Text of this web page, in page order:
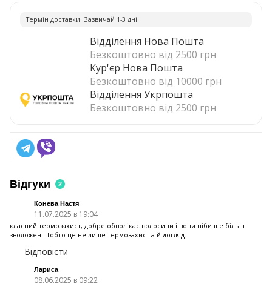
Термiн доставки: Зазвичай 1-3 днi
Відділення Нова Пошта
Безкоштовно від 2500 грн
Кур'єр Нова Пошта
Безкоштовно від 10000 грн
Відділення Укрпошта
Безкоштовно від 2500 грн
Відгуки 2
Конева Настя
11.07.2025 в 19:04
класний термозахист, добре обволікає волосини і вони ніби ще більш
зволожені. Тобто це не лише термозахист а й догляд.
Відповісти
Лариса
08.06.2025 в 09:22